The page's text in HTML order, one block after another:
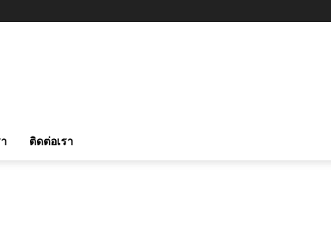
ติดต่อเรา